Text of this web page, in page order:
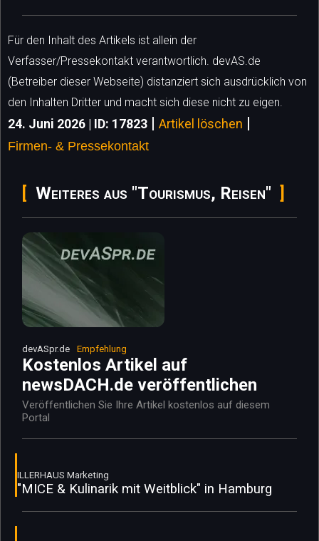
Für den Inhalt des Artikels ist allein der
Verfasser/Pressekontakt verantwortlich. devAS.de
(Betreiber dieser Webseite) distanziert sich ausdrücklich von
den Inhalten Dritter und macht sich diese nicht zu eigen.
24. Juni 2026 | ID: 17823 | Artikel löschen |
Firmen- & Pressekontakt
Weiteres aus "Tourismus, Reisen"
devASpr.de Empfehlung
Kostenlos Artikel auf
newsDACH.de veröffentlichen
Veröffentlichen Sie Ihre Artikel kostenlos auf diesem
Portal
ILLERHAUS Marketing
"MICE & Kulinarik mit Weitblick" in Hamburg